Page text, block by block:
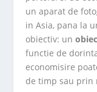
un aparat de
in Asia, pana la
obiectiv: un
functie de
economisire
de timp sau prin